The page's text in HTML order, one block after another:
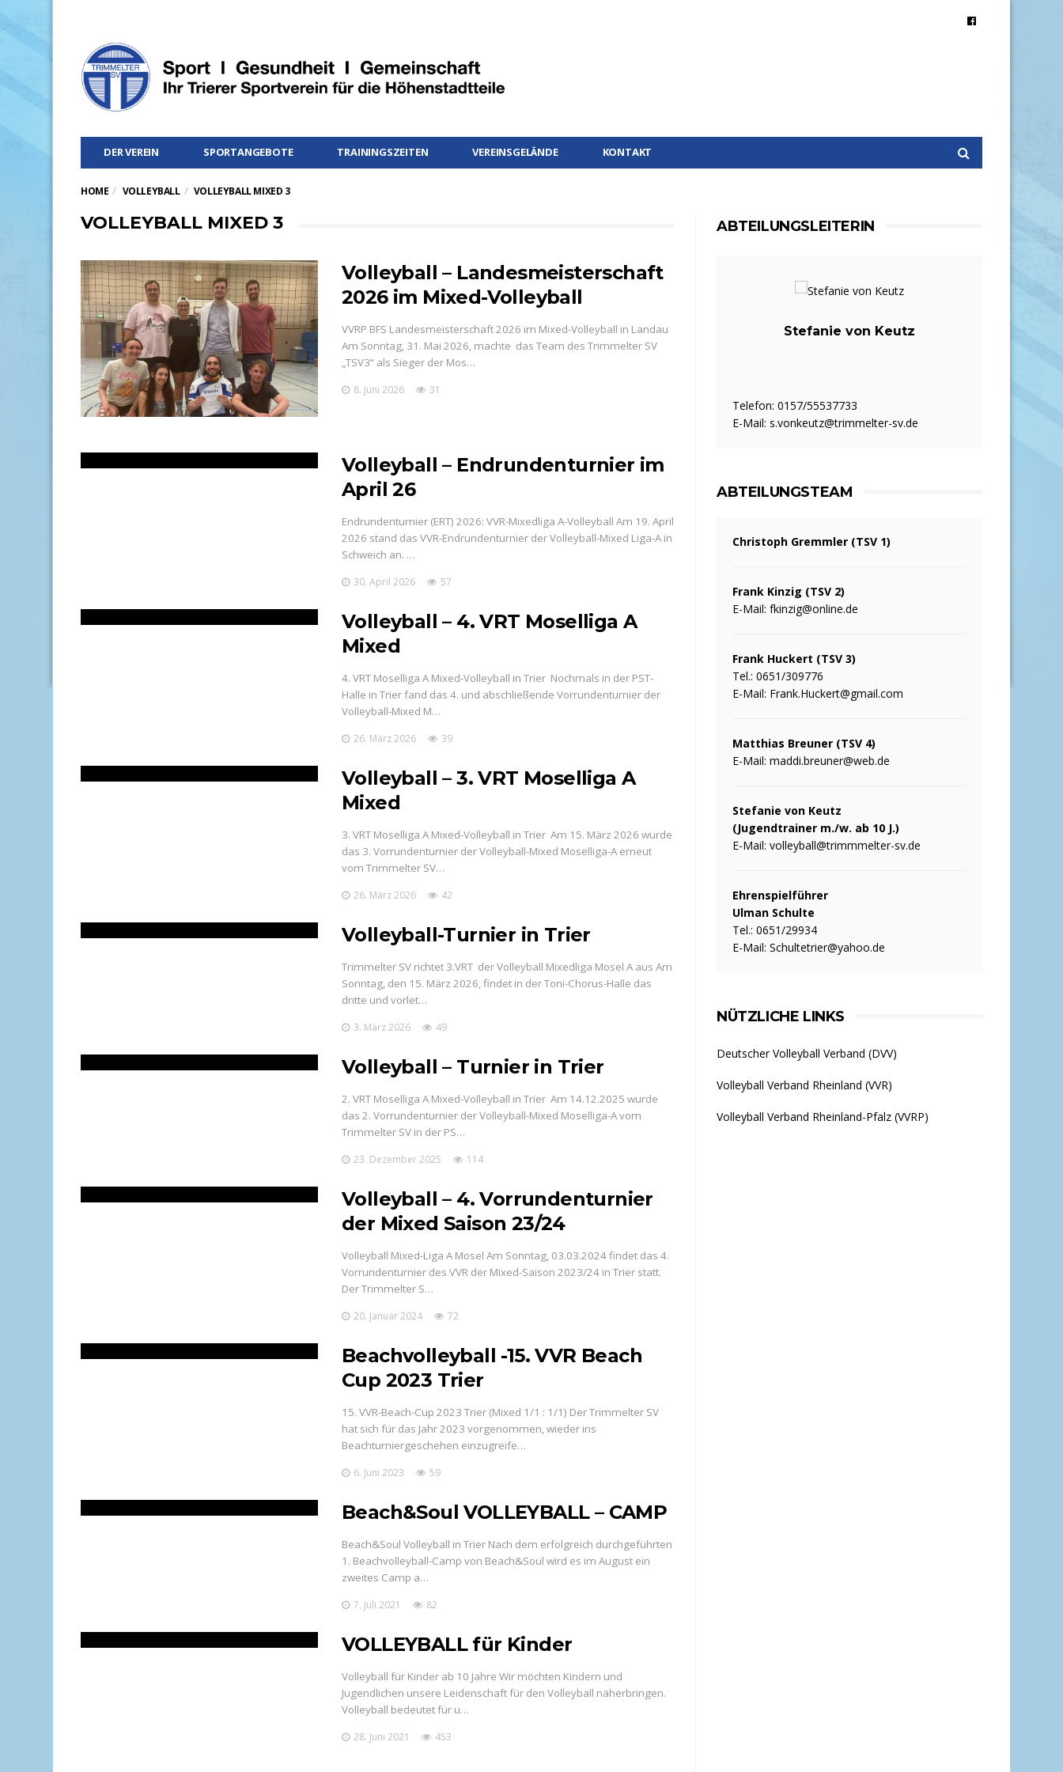
DER VEREIN SPORTANGEBOTE TRAININGSZEITEN VEREINSGELÄNDE KONTAKT
HOME VOLLEYBALL VOLLEYBALL MIXED 3
VOLLEYBALL MIXED 3
Volleyball – Landesmeisterschaft
2026 im Mixed-Volleyball
VVRP BFS Landesmeisterschaft 2026 im Mixed-Volleyball in Landau
Am Sonntag, 31. Mai 2026, machte das Team des Trimmelter SV
„TSV3“ als Sieger der Mos…
8. Juni 2026 31
Volleyball – Endrundenturnier im
April 26
Endrundenturnier (ERT) 2026: VVR-Mixedliga A-Volleyball Am 19. April
2026 stand das VVR-Endrundenturnier der Volleyball-Mixed Liga-A in
Schweich an. …
30. April 2026 57
Volleyball – 4. VRT Moselliga A
Mixed
4. VRT Moselliga A Mixed-Volleyball in Trier Nochmals in der PST-
Halle in Trier fand das 4. und abschließende Vorrundenturnier der
Volleyball-Mixed M…
26. März 2026 39
Volleyball – 3. VRT Moselliga A
Mixed
3. VRT Moselliga A Mixed-Volleyball in Trier Am 15. März 2026 wurde
das 3. Vorrundenturnier der Volleyball-Mixed Moselliga-A erneut
vom Trimmelter SV…
26. März 2026 42
Volleyball-Turnier in Trier
Trimmelter SV richtet 3.VRT der Volleyball Mixedliga Mosel A aus Am
Sonntag, den 15. März 2026, findet in der Toni-Chorus-Halle das
dritte und vorlet…
3. März 2026 49
Volleyball – Turnier in Trier
2. VRT Moselliga A Mixed-Volleyball in Trier Am 14.12.2025 wurde
das 2. Vorrundenturnier der Volleyball-Mixed Moselliga-A vom
Trimmelter SV in der PS…
23. Dezember 2025 114
Volleyball – 4. Vorrundenturnier
der Mixed Saison 23/24
Volleyball Mixed-Liga A Mosel Am Sonntag, 03.03.2024 findet das 4.
Vorrundenturnier des VVR der Mixed-Saison 2023/24 in Trier statt.
Der Trimmelter S…
20. Januar 2024 72
Beachvolleyball -15. VVR Beach
Cup 2023 Trier
15. VVR-Beach-Cup 2023 Trier (Mixed 1/1 : 1/1) Der Trimmelter SV
hat sich für das Jahr 2023 vorgenommen, wieder ins
Beachturniergeschehen einzugreife…
6. Juni 2023 59
Beach&Soul VOLLEYBALL – CAMP
Beach&Soul Volleyball in Trier Nach dem erfolgreich durchgeführten
1. Beachvolleyball-Camp von Beach&Soul wird es im August ein
zweites Camp a…
7. Juli 2021 82
VOLLEYBALL für Kinder
Volleyball für Kinder ab 10 Jahre Wir möchten Kindern und
Jugendlichen unsere Leidenschaft für den Volleyball näherbringen.
Volleyball bedeutet für u…
28. Juni 2021 453
ABTEILUNGSLEITERIN
Stefanie von Keutz
Telefon: 0157/55537733
E-Mail: s.vonkeutz@trimmelter-sv.de
ABTEILUNGSTEAM
Christoph Gremmler (TSV 1)
Frank Kinzig (TSV 2)
E-Mail: fkinzig@online.de
Frank Huckert (TSV 3)
Tel.: 0651/309776
E-Mail: Frank.Huckert@gmail.com
Matthias Breuner (TSV 4)
E-Mail: maddi.breuner@web.de
Stefanie von Keutz
(Jugendtrainer m./w. ab 10 J.)
E-Mail: volleyball@trimmmelter-sv.de
Ehrenspielführer
Ulman Schulte
Tel.: 0651/29934
E-Mail: Schultetrier@yahoo.de
NÜTZLICHE LINKS
Deutscher Volleyball Verband (DVV)
Volleyball Verband Rheinland (VVR)
Volleyball Verband Rheinland-Pfalz (VVRP)